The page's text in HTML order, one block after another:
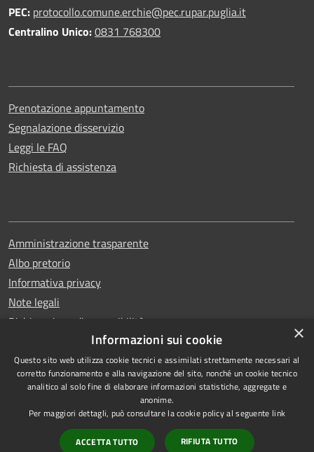
PEC: protocollo.comune.erchie@pec.rupar.puglia.it
Centralino Unico:0831 768300
Prenotazione appuntamento
Segnalazione disservizio
Leggi le FAQ
Richiesta di assistenza
Amministrazione trasparente
Albo pretorio
Informativa privacy
Note legali
Dichiarazione di accessibilità
RSS
Accessibilità
Copyright © 2026 • Comune di
Erchie • Powered by
Municipium•Accesso
×
Informazioni sui cookie
Questo sito web utilizza cookie tecnici e assimilati strettamente necessari al
corretto funzionamento e alla navigazione del sito, nonché un cookie tecnico
analitico al solo fine di elaborare informazioni statistiche, aggregate e
anonime.
Per maggiori dettagli, può consultare la cookie policy al seguente link
ACCETTA TUTTO RIFIUTA TUTTO